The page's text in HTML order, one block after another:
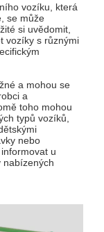
vozíku, která
se může
si uvědomit,
vozíky s různými
a mohou se
a
toho mohou
typů vozíků,
nebo
u
nabízených